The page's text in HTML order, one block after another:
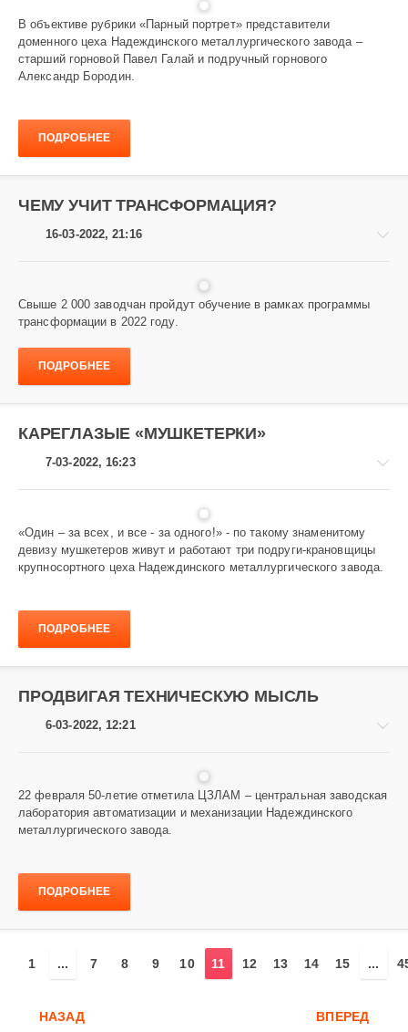
Завод
и
В объективе рубрики «Парный портрет» представители
доменного цеха Надеждинского металлургического завода –
старший горновой Павел Галай и подручный горнового
Александр Бородин.
ПОДРОБНЕЕ
ЧЕМУ УЧИТ ТРАНСФОРМАЦИЯ?
16-03-2022, 21:16
и
заводчане
Свыше 2 000 заводчан пройдут обучение в рамках программы
трансформации в 2022 году.
ПОДРОБНЕЕ
КАРЕГЛАЗЫЕ «МУШКЕТЕРКИ»
7-03-2022, 16:23
Завод
«Один – за всех, и все - за одного!» - по такому знаменитому
девизу муш­кетеров живут и работают три подруги-крановщицы
крупносортного цеха Надеждинского металлургического завода.
ПОДРОБНЕЕ
ПРОДВИГАЯ ТЕХНИЧЕСКУЮ МЫСЛЬ
6-03-2022, 12:21
Завод
22 февраля 50-летие отметила ЦЗЛАМ – центральная заводская
лаборатория автоматизации и механизации Надеждинского
металлургического завода.
ПОДРОБНЕЕ
1 ... 7 8 9 10 11 12 13 14 15 ...
НАЗАД ВПЕРЕД